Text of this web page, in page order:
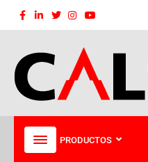
Saltar
PRODUCTOS